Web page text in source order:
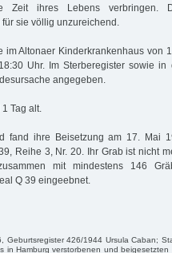
Zeit ihres Lebens verbringen.
sie völlig unzureichend.
im Altonaer Kinderkrankenhaus von
Uhr. Im Sterberegister sowie in
angegeben.
Tag alt.
fand ihre Beisetzung am 17. Mai
Reihe 3, Nr. 20. Ihr Grab ist nicht
mit mindestens 146
Q 39 eingeebnet.
Geburtsregister 426/1944 Ursula Caban;
in Hamburg verstorbenen und beigesetzten